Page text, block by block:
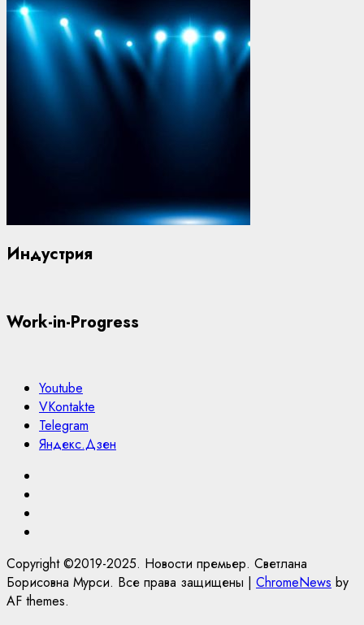
Индустрия
Work-in-Progress
Youtube
VKontakte
Telegram
Яндекс.Дзен
Copyright ©2019-2025. Новости премьер. Светлана
Борисовна Мурси. Все права защищены | ChromeNews by
AF themes.